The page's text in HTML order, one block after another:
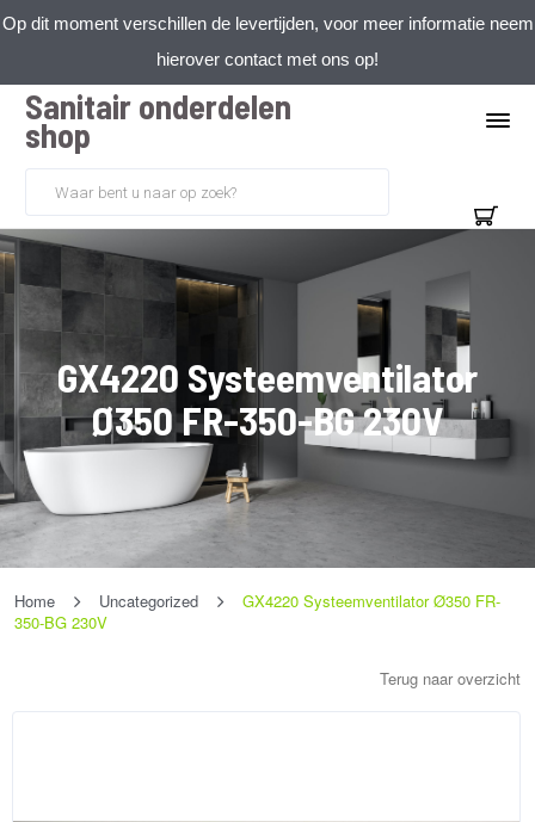
Op dit moment verschillen de levertijden, voor meer informatie neem
hierover contact met ons op!
Sanitair onderdelen
shop
GX4220 Systeemventilator
Ø350 FR-350-BG 230V
Home Uncategorized
GX4220 Systeemventilator Ø350 FR-
350-BG 230V
Terug naar overzicht